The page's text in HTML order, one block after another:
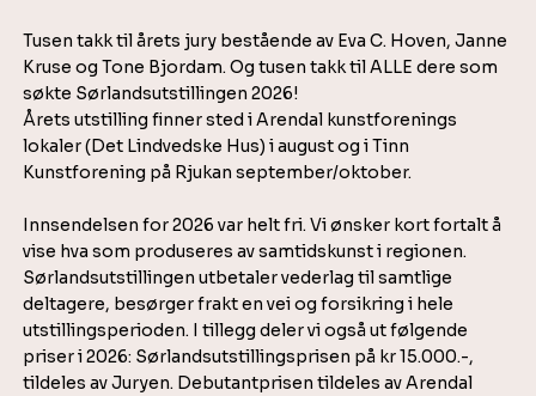
Tusen takk til årets jury bestående av Eva C. Hoven, Janne
Kruse og Tone Bjordam. Og tusen takk til ALLE dere som
søkte Sørlandsutstillingen 2026!
Årets utstilling finner sted i Arendal kunstforenings
lokaler (Det Lindvedske Hus) i august og i Tinn
Kunstforening på Rjukan september/oktober.
Innsendelsen for 2026 var helt fri. Vi ønsker kort fortalt å
vise hva som produseres av samtidskunst i regionen.
Sørlandsutstillingen utbetaler vederlag til samtlige
deltagere, besørger frakt en vei og forsikring i hele
utstillingsperioden. I tillegg deler vi også ut følgende
priser i 2026: Sørlandsutstillingsprisen på kr 15.000.-,
tildeles av Juryen. Debutantprisen tildeles av Arendal